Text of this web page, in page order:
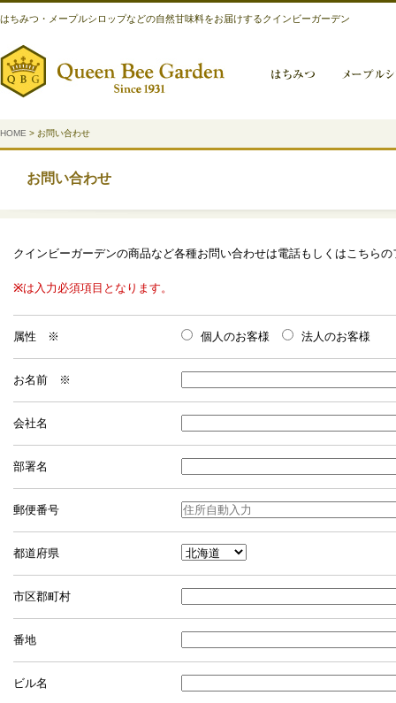
はちみつ・メープルシロップなどの自然甘味料をお届けするクインビーガーデン
HOME > お問い合わせ
お問い合わせ
クインビーガーデンの商品など各種お問い合わせは電話もしくはこちら
※は入力必須項目となります。
属性 ※ 個人のお客様 法人のお客様
お名前 ※
会社名
部署名
郵便番号
都道府県
市区郡町村
番地
ビル名